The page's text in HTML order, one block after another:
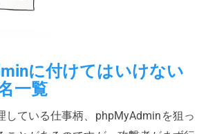
に付けてはいけない
一覧
している仕事柄、phpMyAdminを狙っ